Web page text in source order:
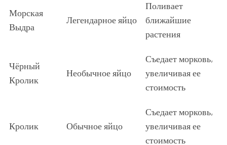
Морская
Выдра
Легендарное яйцо
Поливает
ближайшие
растения
Чёрный
Кролик
Необычное яйцо
Съедает морковь,
увеличивая ее
стоимость
Кролик Обычное яйцо
Съедает морковь,
увеличивая ее
стоимость